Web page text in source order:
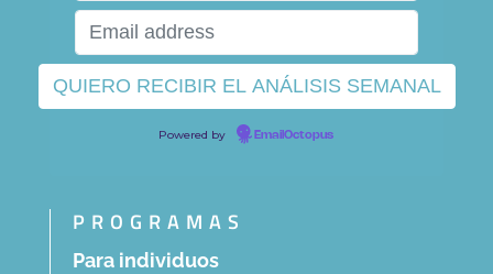
Powered by EmailOctopus
PROGRAMAS
Para individuos